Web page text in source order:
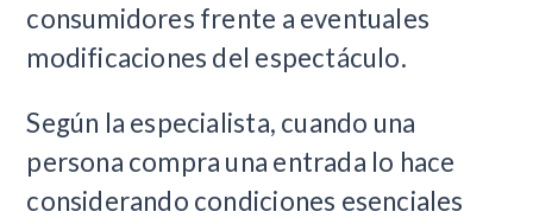
consumidores frente a eventuales
modificaciones del espectáculo.
Según la especialista, cuando una
persona compra una entrada lo hace
considerando condiciones esenciales